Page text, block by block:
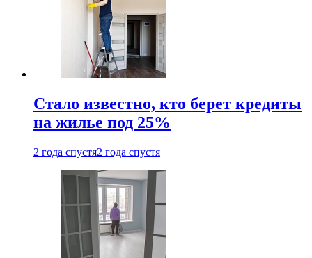
Стало известно, кто берет кредиты
на жилье под 25%
2 года спустя2 года спустя